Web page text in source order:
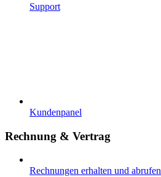
Support
Kundenpanel
Rechnung & Vertrag
Rechnungen erhalten und abrufen